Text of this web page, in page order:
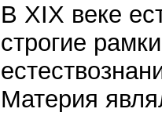
В XIX веке
строгие
Материя